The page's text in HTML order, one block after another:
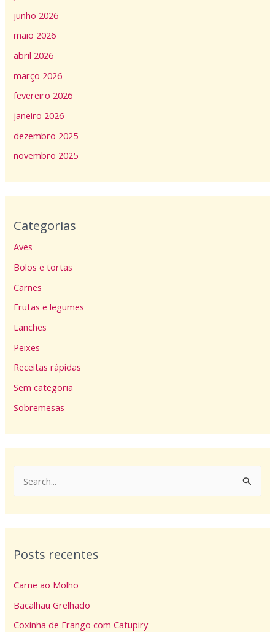
junho 2026
maio 2026
abril 2026
março 2026
fevereiro 2026
janeiro 2026
dezembro 2025
novembro 2025
Categorias
Aves
Bolos e tortas
Carnes
Frutas e legumes
Lanches
Peixes
Receitas rápidas
Sem categoria
Sobremesas
e
s
u
s
a
r
Posts recentes
Carne ao Molho
Bacalhau Grelhado
Coxinha de Frango com Catupiry